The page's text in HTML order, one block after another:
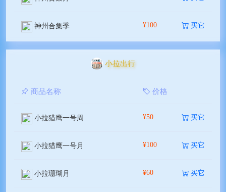
神州合集季 ¥100 买它
小拉出行
商品名称 价格
小拉猎鹰一号周 ¥50 买它
小拉猎鹰一号月 ¥100 买它
小拉珊瑚月 ¥60 买它